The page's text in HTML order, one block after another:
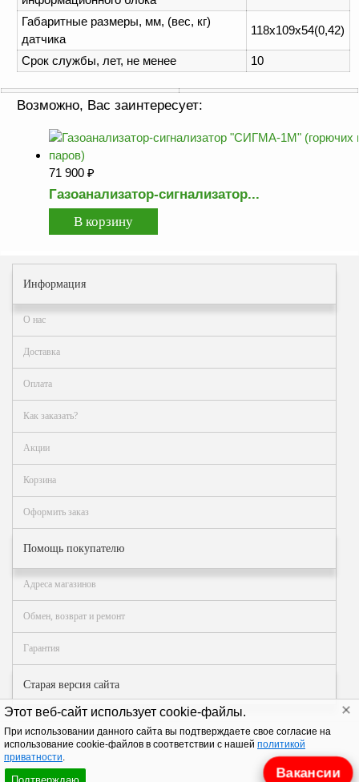
Габаритные размеры, мм, (вес, кг)
датчика
118х109х54(0,42)
Срок службы, лет, не менее 10
Возможно, Вас заинтересует:
71 900 ₽
Газоанализатор-сигнализатор...
Информация
О нас
Доставка
Оплата
Как заказать?
Акции
Корзина
Оформить заказ
Помощь покупателю
Адреса магазинов
Обмен, возврат и ремонт
Гарантия
Старая версия сайта
© АЗТ ГРУП 2004–2026. Все права защищены.
Этот веб-сайт использует cookie-файлы.
При использовании данного сайта вы подтверждаете свое согласие на
использование cookie-файлов в соответствии с нашей политикой
приватности.
Вакансии